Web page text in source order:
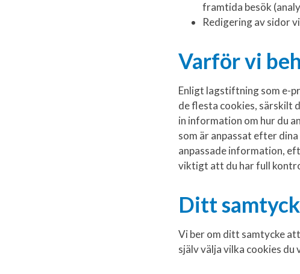
framtida besök
Redigering av sidor
Varför vi
Enligt lagstiftning som e-
de flesta cookies, särskilt
in information om hur du
som är anpassat efter
anpassade information,
viktigt att du har full
Ditt
Vi ber om ditt samtycke
själv välja vilka cookies